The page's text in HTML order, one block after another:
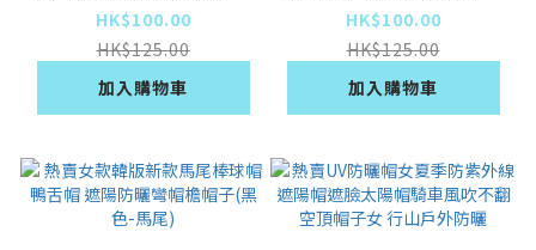
帽檐帽子(白色)
HK$100.00
HK$125.00
加入購物車
曬彎帽檐帽子(米色-馬
尾)
HK$100.00
HK$125.00
加入購物車